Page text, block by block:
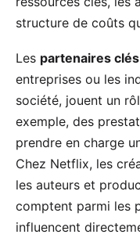
structure de coûts
Les partenaires
entreprises ou les
société, jouent un
exemple, des
prendre en charge
Chez Netflix, les
les auteurs et
comptent parmi les
influencent